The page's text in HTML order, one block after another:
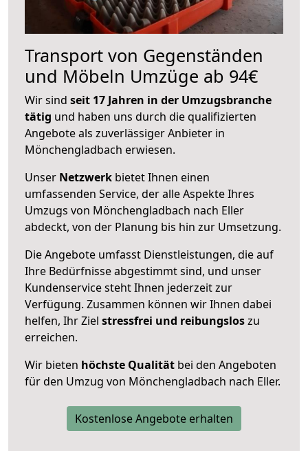
Transport von Gegenständen
und Möbeln Umzüge ab 94€
Wir sind seit 17 Jahren in der Umzugsbranche
tätig und haben uns durch die qualifizierten
Angebote als zuverlässiger Anbieter in
Mönchengladbach erwiesen.
Unser Netzwerk bietet Ihnen einen
umfassenden Service, der alle Aspekte Ihres
Umzugs von Mönchengladbach nach Eller
abdeckt, von der Planung bis hin zur Umsetzung.
Die Angebote umfasst Dienstleistungen, die auf
Ihre Bedürfnisse abgestimmt sind, und unser
Kundenservice steht Ihnen jederzeit zur
Verfügung. Zusammen können wir Ihnen dabei
helfen, Ihr Ziel stressfrei und reibungsloszu
erreichen.
Wir bieten höchste Qualität bei den Angeboten
für den Umzug von Mönchengladbach nach Eller.
Kostenlose Angebote erhalten